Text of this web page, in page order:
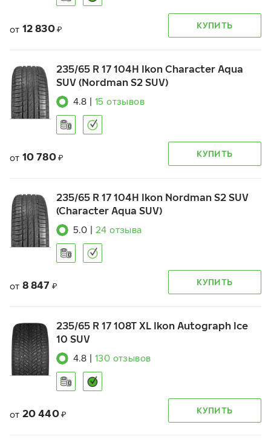
от 12 830 ₽ КУПИТЬ
235/65 R 17 104H Ikon Character Aqua
SUV (Nordman S2 SUV)
4.8 15 отзывов
от 10 780 ₽ КУПИТЬ
235/65 R 17 104H Ikon Nordman S2 SUV
(Character Aqua SUV)
5.0 24 отзыва
от 8 847 ₽ КУПИТЬ
235/65 R 17 108T XL Ikon Autograph Ice
10 SUV
4.8 130 отзывов
от 20 440 ₽ КУПИТЬ